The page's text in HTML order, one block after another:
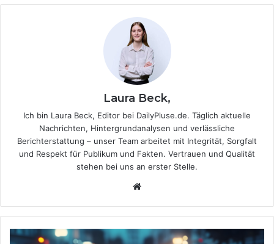
Laura Beck,
Ich bin Laura Beck, Editor bei DailyPluse.de. Täglich aktuelle
Nachrichten, Hintergrundanalysen und verlässliche
Berichterstattung – unser Team arbeitet mit Integrität, Sorgfalt
und Respekt für Publikum und Fakten. Vertrauen und Qualität
stehen bei uns an erster Stelle.
te
D